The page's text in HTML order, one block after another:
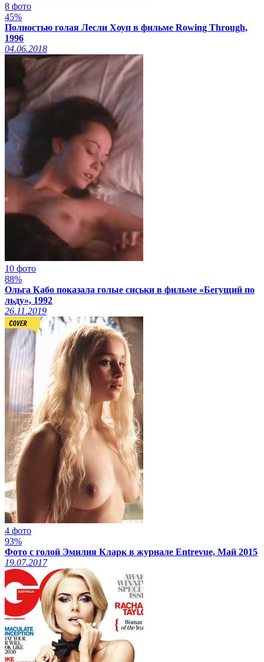
8 фото
45%
Полностью голая Лесли Хоуп в фильме Rowing Through,
1996
04.06.2018
10 фото
88%
Ольга Кабо показала голые сиськи в фильме «Бегущий по
льду», 1992
26.11.2019
4 фото
93%
Фото с голой Эмилия Кларк в журнале Entrevue, Май 2015
19.07.2017